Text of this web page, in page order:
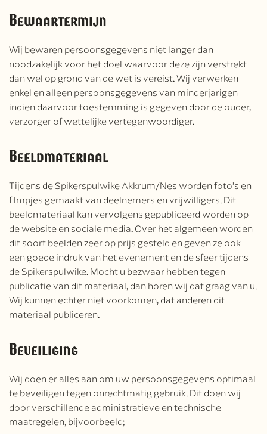
Bewaartermijn
Wij bewaren persoonsgegevens niet langer dan
noodzakelijk voor het doel waarvoor deze zijn verstrekt
dan wel op grond van de wet is vereist. Wij verwerken
enkel en alleen persoonsgegevens van minderjarigen
indien daarvoor toestemming is gegeven door de ouder,
verzorger of wettelijke vertegenwoordiger.
Beeldmateriaal
Tijdens de Spikerspulwike Akkrum/Nes worden foto’s en
filmpjes gemaakt van deelnemers en vrijwilligers. Dit
beeldmateriaal kan vervolgens gepubliceerd worden op
de website en sociale media. Over het algemeen worden
dit soort beelden zeer op prijs gesteld en geven ze ook
een goede indruk van het evenement en de sfeer tijdens
de Spikerspulwike. Mocht u bezwaar hebben tegen
publicatie van dit materiaal, dan horen wij dat graag van u.
Wij kunnen echter niet voorkomen, dat anderen dit
materiaal publiceren.
Beveiliging
Wij doen er alles aan om uw persoonsgegevens optimaal
te beveiligen tegen onrechtmatig gebruik. Dit doen wij
door verschillende administratieve en technische
maatregelen, bijvoorbeeld;